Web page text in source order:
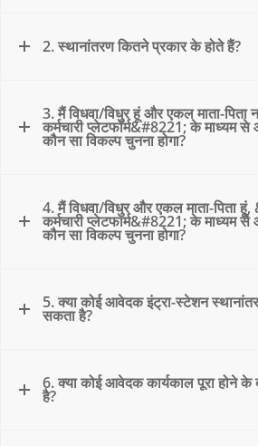
2. स्थानांतरण कितने प्रकार के होते हैं?
3. मैं विधवा/विधुर हूं और एकल माता-
कर्मचारी प्लेटफॉर्म&#8221; के
कौन सा विकल्प चुनना होगा?
4. मैं विधवा/विधुर और एकल माता-पिता
कर्मचारी प्लेटफार्म&#8221; के
कौन सा विकल्प चुनना होगा?
5. क्या कोई आवेदक इंट्रा-स्टेशन
सकता है?
6. क्या कोई आवेदक कार्यकाल पूरा होने
है?